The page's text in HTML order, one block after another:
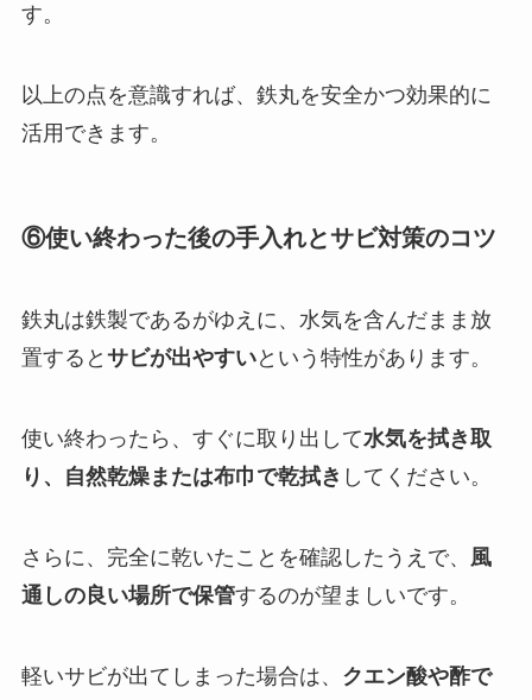
す。
以上の点を意識すれば、鉄丸を安全かつ効果的に
活用できます。
⑥使い終わった後の手入れとサビ対策のコツ
鉄丸は鉄製であるがゆえに、水気を含んだまま放
置すると サビが出やすいという特性があります。
使い終わったら、すぐに取り出して水気を拭き取
り、自然乾燥または布巾で乾拭き してください。
さらに、完全に乾いたことを確認したうえで、
風
通しの良い場所で保管するのが望ましいです。
軽いサビが出てしまった場合は、 クエン酸や酢で